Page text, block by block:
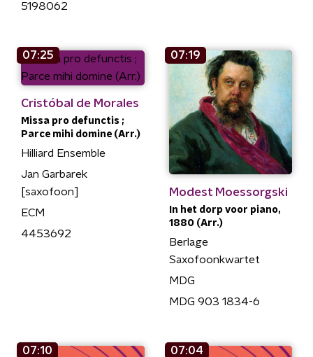
5198062
07:25
Cristóbal de Morales
Missa pro defunctis ;
Parce mihi domine (Arr.)
Hilliard Ensemble
Jan Garbarek
[saxofoon]
ECM
4453692
07:19
Modest Moessorgski
In het dorp voor piano,
1880 (Arr.)
Berlage
Saxofoonkwartet
MDG
MDG 903 1834-6
07:10 07:04